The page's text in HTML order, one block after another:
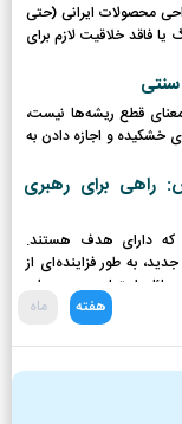
محصولات ایرانی (حتی
فاقد خلاقیت لازم برای
قطع ریشه‌ها نیست،
خشکیده و اجازه دادن به
راهی برای رهبری
که دارای هدف هستند.
به طور فزاینده‌ای از
مسائل اجتماعی و محیطی
هفته ماه